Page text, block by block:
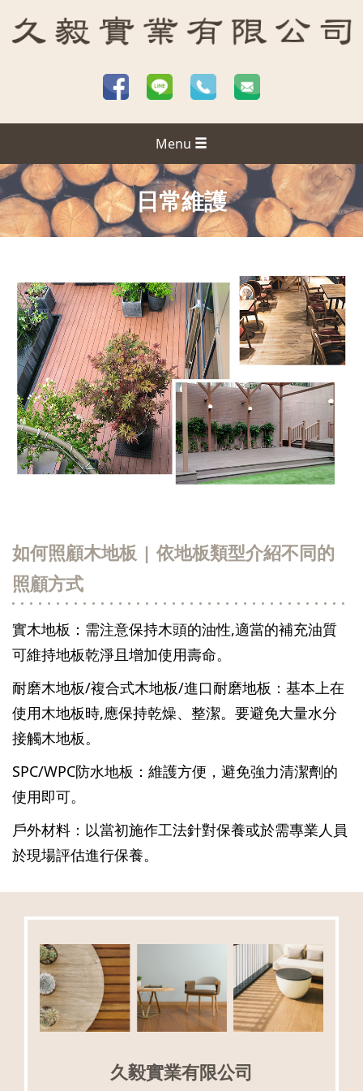
Menu
日常維護
如何照顧木地板 | 依地板類型介紹不同的
照顧方式
實木地板：需注意保持木頭的油性,適當的補充油質
可維持地板乾淨且增加使用壽命。
耐磨木地板/複合式木地板/進口耐磨地板：基本上在
使用木地板時,應保持乾燥、整潔。要避免大量水分
接觸木地板。
SPC/WPC防水地板：維護方便，避免強力清潔劑的
使用即可。
戶外材料：以當初施作工法針對保養或於需專業人員
於現場評估進行保養。
久毅實業有限公司